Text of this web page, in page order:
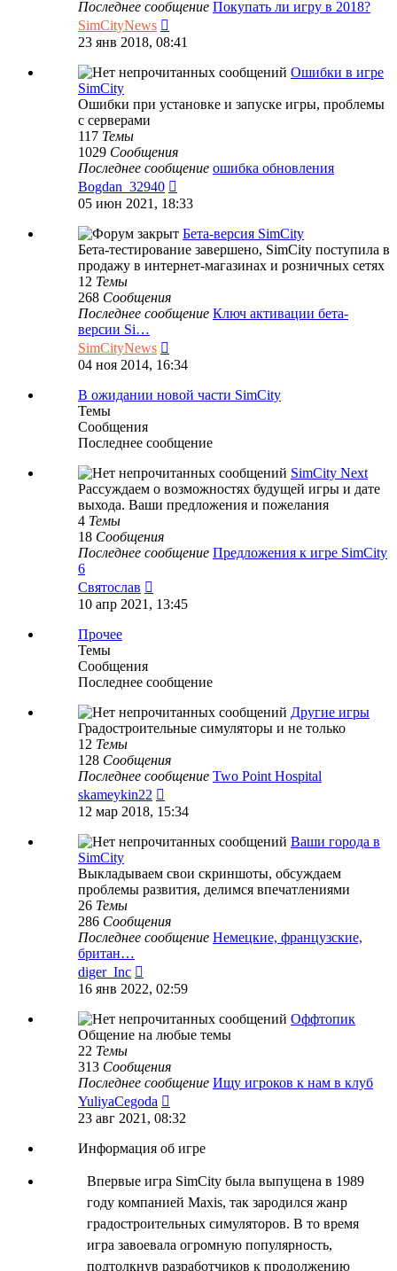
Последнее сообщение Покупать ли игру в 2018?
SimCityNews
к
сообщению
23 янв 2018, 08:41
Ошибки в игре
SimCity
Ошибки при установке и запуске игры, проблемы
с серверами
117 Темы
1029 Сообщения
Последнее сообщение ошибка обновления
Bogdan_32940
к
сообщению
05 июн 2021, 18:33
Бета-версия SimCity
Бета-тестирование завершено, SimCity поступила в
продажу в интернет-магазинах и розничных сетях
12 Темы
268 Сообщения
Последнее сообщение Ключ активации бета-
версии Si…
SimCityNews
к
сообщению
04 ноя 2014, 16:34
В ожидании новой части SimCity
Темы
Сообщения
Последнее сообщение
SimCity Next
Рассуждаем о возможностях будущей игры и дате
выхода. Ваши предложения и пожелания
4 Темы
18 Сообщения
Последнее сообщение Предложения к игре SimCity
6
Святослав
к
10 апр 2021, 13:45
Прочее
Темы
Сообщения
Последнее сообщение
Другие игры
Градостроительные симуляторы и не только
12 Темы
128 Сообщения
Последнее сообщение Two Point Hospital
skameykin22
к
сообщению
12 мар 2018, 15:34
Ваши города в
SimCity
Выкладываем свои скриншоты, обсуждаем
проблемы развития, делимся впечатлениями
26 Темы
286 Сообщения
Последнее сообщение Немецкие, французские,
британ…
diger_Inc
к
сообщению
16 янв 2022, 02:59
Оффтопик
Общение на любые темы
22 Темы
313 Сообщения
Последнее сообщение Ищу игроков к нам в клуб
YuliyaCegoda
к
сообщению
23 авг 2021, 08:32
Информация об игре
Впервые игра SimCity была выпущена в 1989
году компанией Maxis, так зародился жанр
градостроительных симуляторов. В то время
игра завоевала огромную популярность,
подтолкнув разработчиков к продолжению